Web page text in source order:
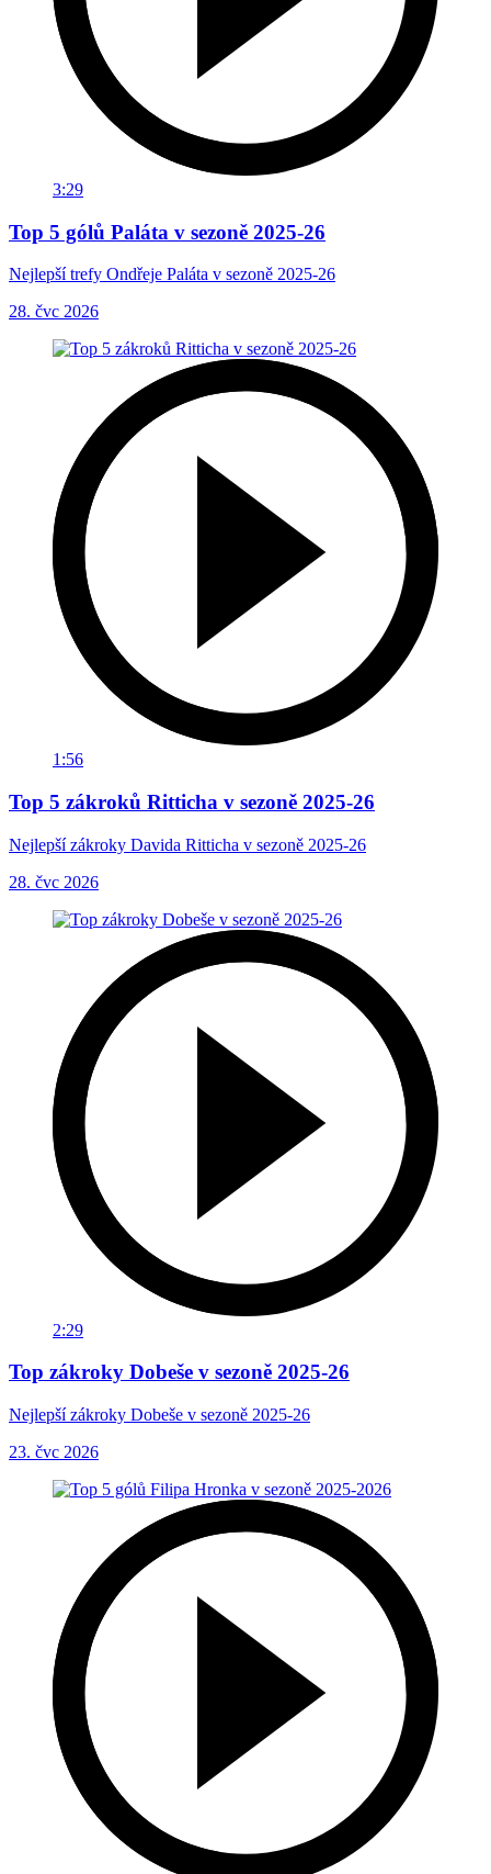
3:29
Top 5 gólů Paláta v sezoně 2025-26
Nejlepší trefy Ondřeje Paláta v sezoně 2025-26
28. čvc 2026
1:56
Top 5 zákroků Ritticha v sezoně 2025-26
Nejlepší zákroky Davida Ritticha v sezoně 2025-26
28. čvc 2026
2:29
Top zákroky Dobeše v sezoně 2025-26
Nejlepší zákroky Dobeše v sezoně 2025-26
23. čvc 2026